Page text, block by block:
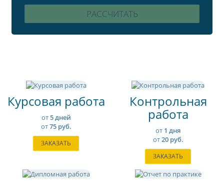
Курсовая работа
от5 дней
от75 руб.
ЗАКАЗАТЬ
Контрольная
работа
от 1 дня
от20 руб.
ЗАКАЗАТЬ